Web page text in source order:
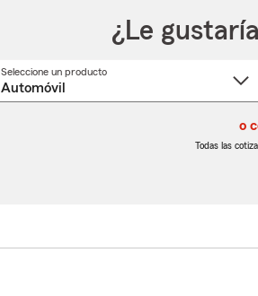
¿Le
Seleccione un productoSeleccione
o
Todas las